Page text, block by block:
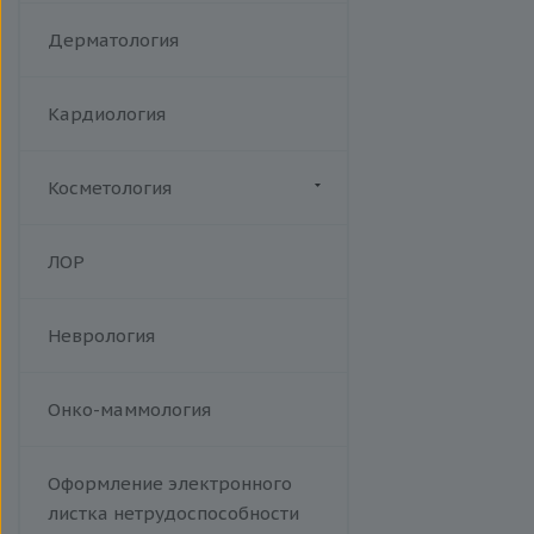
Дерматология
Кардиология
Косметология
Ботулотоксин
Лазерная эпиляция
Проведение эпиляции.
Тредлифтинг
Уходы
ЛОР
Неврология
Онко-маммология
Оформление электронного
листка нетрудоспособности